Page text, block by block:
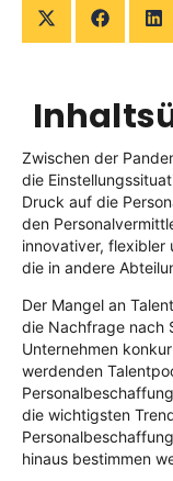
Zwischen der
die
Druck auf die
den
innovativer, flexibler
die in andere
Der Mangel an
die Nachfrage nach
Unternehmen
werdenden
die wichtigsten
hinaus bestimmen